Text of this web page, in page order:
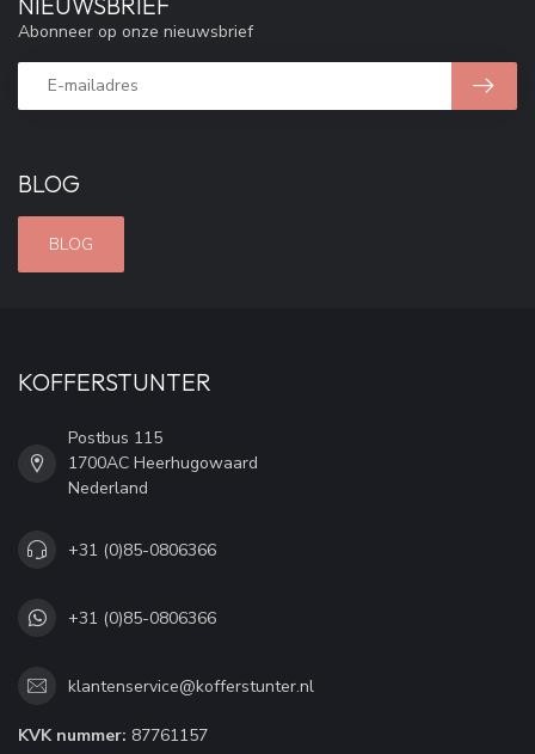
BLOG
BLOG
Abonneer op onze nieuwsbrief
KOFFERSTUNTER
Postbus 115
1700AC Heerhugowaard
Nederland
+31 (0)85-0806366
+31 (0)85-0806366
klantenservice@kofferstunter.nl
KVK nummer: 87761157